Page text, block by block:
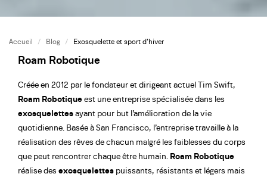
Accueil / Blog / Exosquelette et sport d’hiver
Roam Robotique
Créée en 2012 par le fondateur et dirigeant actuel Tim Swift,
Roam Robotique est une entreprise spécialisée dans les
exosquelettesayant pour but l’amélioration de la vie
quotidienne. Basée à San Francisco, l’entreprise travaille à la
réalisation des rêves de chacun malgré les faiblesses du corps
que peut rencontrer chaque être humain. Roam Robotique
réalise des exosquelettes puissants, résistants et légers mais